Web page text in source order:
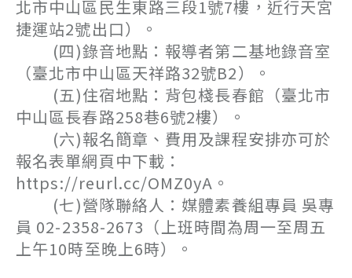
北市中山區民生東路三段1號7樓，近行天宮
捷運站2號出口）。
(四)錄音地點：報導者第二基地錄音室
（臺北市中山區天祥路32號B2）。
(五)住宿地點：背包棧長春館（臺北市
中山區長春路258巷6號2樓）。
(六)報名簡章、費用及課程安排亦可於
報名表單網頁中下載：
https://reurl.cc/OMZ0yA。
(七)營隊聯絡人：媒體素養組專員 吳專
員 02-2358-2673（上班時間為周一至周五
上午10時至晚上6時）。